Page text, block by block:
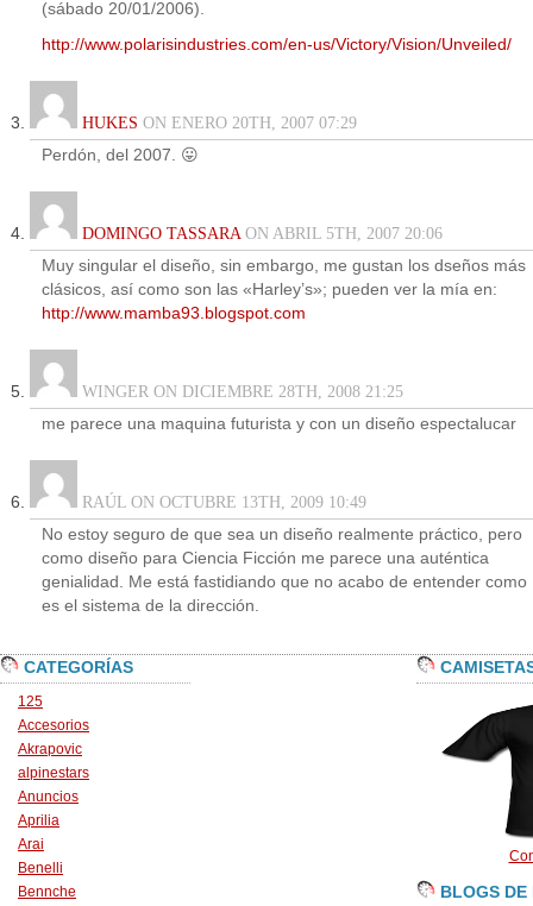
(sábado 20/01/2006).
http://www.polarisindustries.com/en-us/Victory/Vision/Unveiled/
HUKES ON ENERO 20TH, 2007 07:29
Perdón, del 2007. 😛
DOMINGO TASSARAON ABRIL 5TH, 2007 20:06
Muy singular el diseño, sin embargo, me gustan los dseños más
clásicos, así como son las «Harley’s»; pueden ver la mía en:
http://www.mamba93.blogspot.com
WINGER ON DICIEMBRE 28TH, 2008 21:25
me parece una maquina futurista y con un diseño espectalucar
RAÚL ON OCTUBRE 13TH, 2009 10:49
No estoy seguro de que sea un diseño realmente práctico, pero
como diseño para Ciencia Ficción me parece una auténtica
genialidad. Me está fastidiando que no acabo de entender como
es el sistema de la dirección.
CATEGORÍAS
125
Accesorios
Akrapovic
alpinestars
Anuncios
Aprilia
Arai
Benelli
Bennche
BLOGS DE